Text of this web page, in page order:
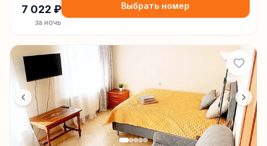
7 022 ₽
за ночь
Выбрать номер